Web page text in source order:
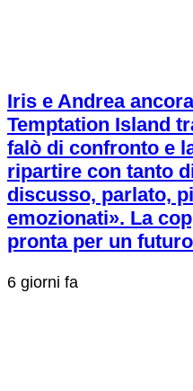
Iris e Andrea
Temptation Island
falò di confronto e
ripartire con tanto
discusso, parlato,
emozionati». La
pronta per un
6 giorni fa